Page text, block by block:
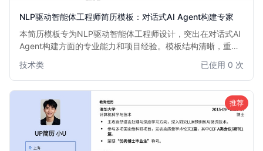
NLP驱动智能体工程师简历模板：对话式AI Agent构建专家
本简历模板专为NLP驱动智能体工程师设计，突出在对话式AI
Agent构建方面的专业能力和项目经验。模板结构清晰，重点
框架搭建等核心技能，助力求职者快速获得面试机会。
技术类 已使用 0 次
推荐